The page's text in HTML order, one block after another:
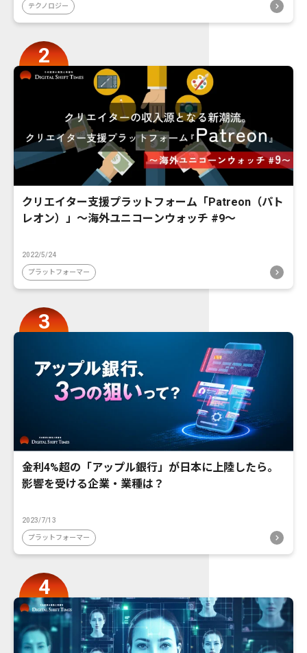
テクノロジー
クリエイター支援プラットフォーム「Patreon（パト
レオン）」〜海外ユニコーンウォッチ #9〜
2022/5/24
プラットフォーマー
金利4%超の「アップル銀行」が日本に上陸したら。
影響を受ける企業・業種は？
2023/7/13
プラットフォーマー